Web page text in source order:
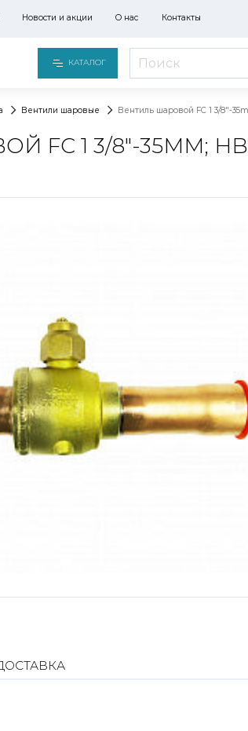
Новости и акции О нас Контакты
КАТАЛОГ
Вентили шаровые Вентиль шаровой FC 1 3/8"-
FC 1 3/8"-35MM;